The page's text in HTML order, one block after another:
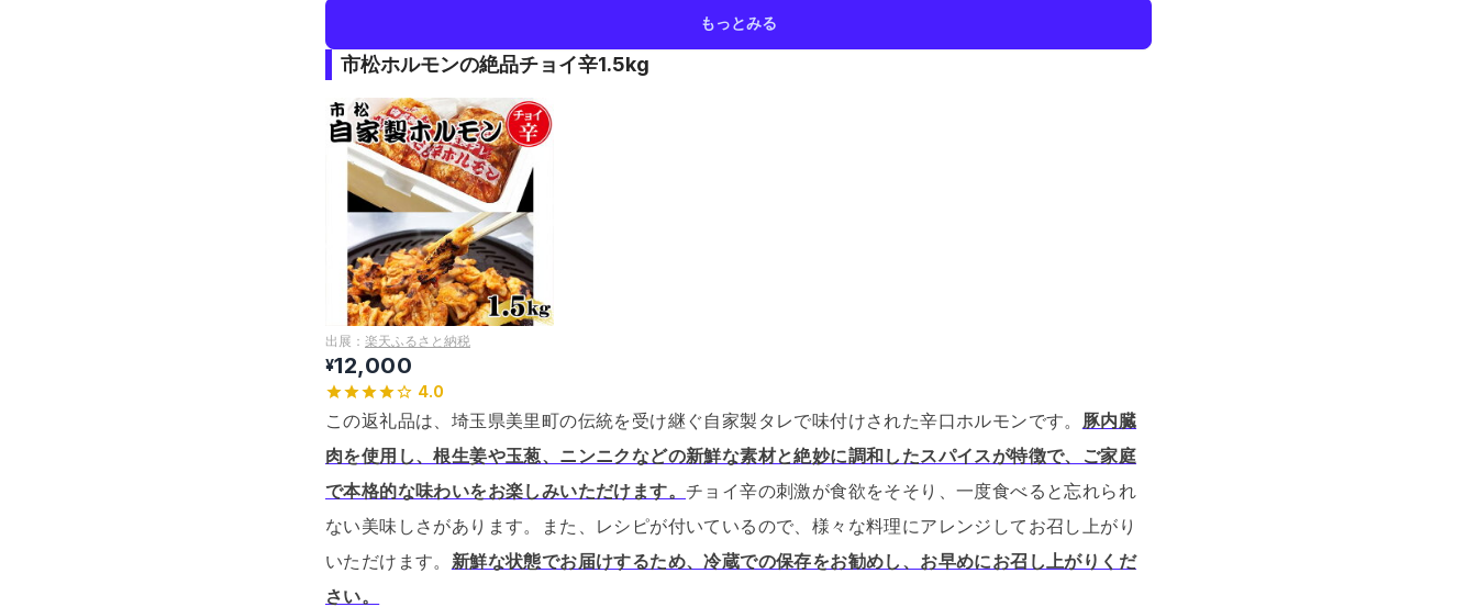
もっとみる
市松ホルモンの絶品チョイ辛1.5kg
出展： 楽天ふるさと納税
¥12,000
4.0
この返礼品は、埼玉県美里町の伝統を受け継ぐ自家製タレで味付けされた辛口ホルモンです。 豚内臓
肉を使用し、根生姜や玉葱、ニンニクなどの新鮮な素材と絶妙に調和したスパイスが特徴で、ご家庭
で本格的な味わいをお楽しみいただけます。 チョイ辛の刺激が食欲をそそり、一度食べると忘れられ
ない美味しさがあります。
また、レシピが付いているので、様々な料理にアレンジしてお召し上がり
いただけます。 新鮮な状態でお届けするため、冷蔵での保存をお勧めし、お早めにお召し上がりくだ
さい。